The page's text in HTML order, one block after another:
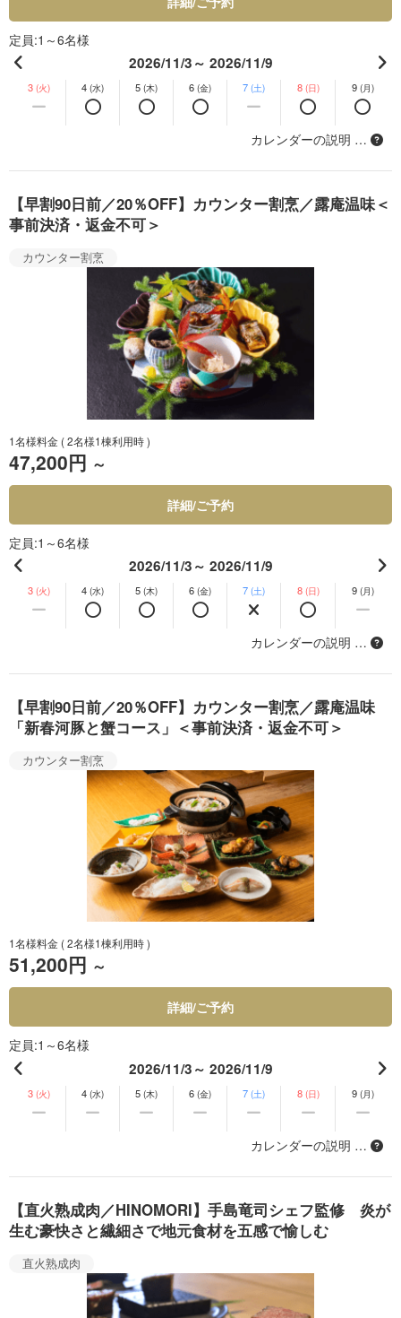
定員 1～6名様
2026/11/3～ 2026/11/9
3 (火) 4 (水) 5 (木) 6 (金) 7 (土) 8 (日) 9 (月)
カレンダーの説明 …
【早割90日前／20％OFF】カウンター割烹／露庵温味＜
事前決済・返金不可＞
カウンター割烹
1名様料金 ( 2名様1棟利用時 )
47,200円 ～
詳細/ご予約
定員 1～6名様
2026/11/3～ 2026/11/9
3 (火) 4 (水) 5 (木) 6 (金) 7 (土) 8 (日) 9 (月)
カレンダーの説明 …
【早割90日前／20％OFF】カウンター割烹／露庵温味
「新春河豚と蟹コース」＜事前決済・返金不可＞
カウンター割烹
1名様料金 ( 2名様1棟利用時 )
51,200円 ～
詳細/ご予約
定員 1～6名様
2026/11/3～ 2026/11/9
3 (火) 4 (水) 5 (木) 6 (金) 7 (土) 8 (日) 9 (月)
カレンダーの説明 …
【直火熟成肉／HINOMORI】手島竜司シェフ監修 炎が
生む豪快さと繊細さで地元食材を五感で愉しむ
直火熟成肉